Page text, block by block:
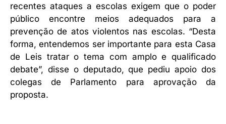
recentes ataques a escolas exigem que o poder
público encontre meios adequados para a
prevenção de atos violentos nas escolas. “Desta
forma, entendemos ser importante para esta Casa
de Leis tratar o tema com amplo e qualificado
debate”, disse o deputado, que pediu apoio dos
colegas de Parlamento para aprovação da
proposta.